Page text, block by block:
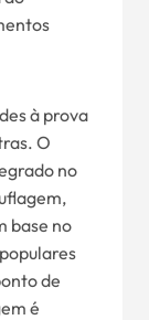
à prova
O
no
base no
de
é